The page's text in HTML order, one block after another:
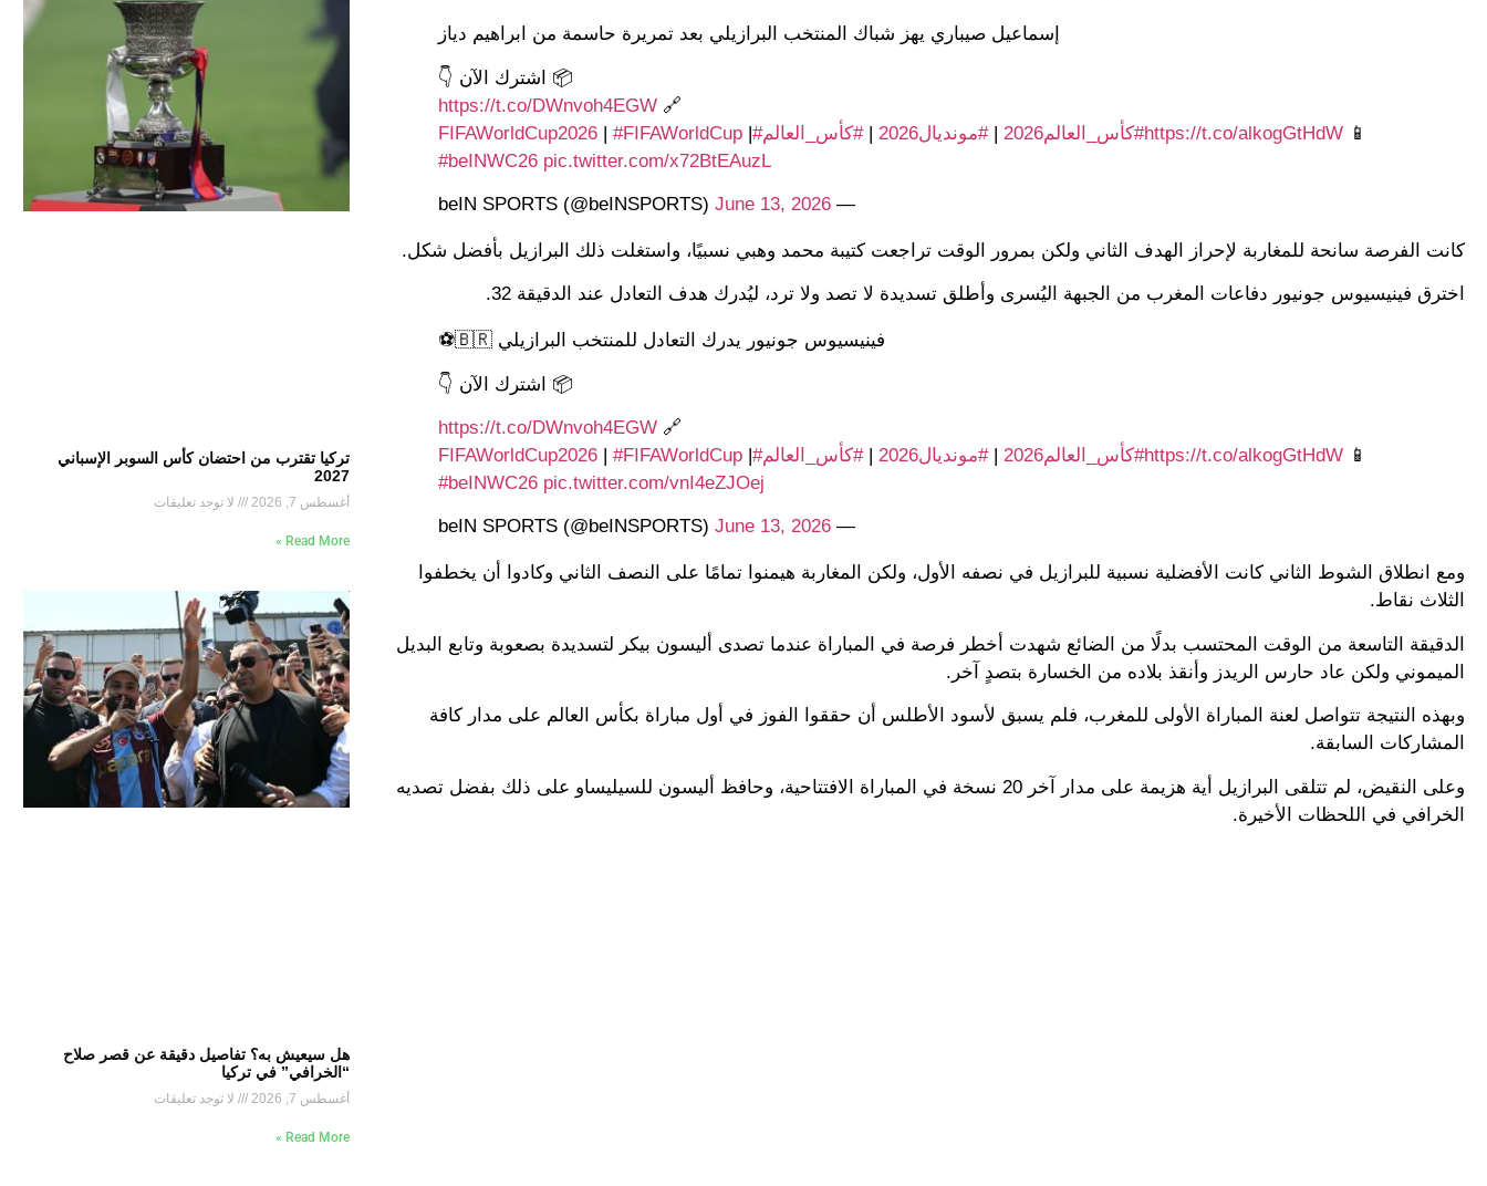
إسماعيل صيباري يهز شباك المنتخب البرازيلي بعد تمريرة حاسمة من ابراهيم دياز
📦 اشترك الآن 👇
🔗
https://t.co/DWnvoh4EGW
📱
https://t.co/alkogGtHdW#كأس_العالم2026 |#مونديال2026 |#كأس_العالم#FIFAWorldCup2026
| #FIFAWorldCup |
#beINWC26 pic.twitter.com/x72BtEAuzL
— beIN SPORTS (@beINSPORTS)
June 13, 2026
كانت الفرصة سانحة للمغاربة لإحراز الهدف الثاني ولكن بمرور الوقت تراجعت كتيبة محمد وهبي نسبيًا، واستغلت ذلك البرازيل بأفضل شكل.
اخترق فينيسيوس جونيور دفاعات المغرب من الجبهة اليُسرى وأطلق تسديدة لا تصد ولا ترد، ليُدرك هدف التعادل عند الدقيقة 32.
فينيسيوس جونيور يدرك التعادل للمنتخب البرازيلي 🇧🇷⚽️
📦 اشترك الآن 👇
🔗
https://t.co/DWnvoh4EGW
📱
https://t.co/alkogGtHdW#كأس_العالم2026 |#مونديال2026 |#كأس_العالم#FIFAWorldCup2026
| #FIFAWorldCup |
#beINWC26 pic.twitter.com/vnI4eZJOej
— beIN SPORTS (@beINSPORTS)
June 13, 2026
ومع انطلاق الشوط الثاني كانت الأفضلية نسبية للبرازيل في نصفه الأول، ولكن المغاربة هيمنوا تمامًا على النصف الثاني وكادوا أن يخطفوا
الثلاث نقاط.
الدقيقة التاسعة من الوقت المحتسب بدلًا من الضائع شهدت أخطر فرصة في المباراة عندما تصدى أليسون بيكر لتسديدة بصعوبة وتابع البديل
الميموني ولكن عاد حارس الريدز وأنقذ بلاده من الخسارة بتصدٍ آخر.
وبهذه النتيجة تتواصل لعنة المباراة الأولى للمغرب، فلم يسبق لأسود الأطلس أن حققوا الفوز في أول مباراة بكأس العالم على مدار كافة
المشاركات السابقة.
وعلى النقيض، لم تتلقى البرازيل أية هزيمة على مدار آخر 20 نسخة في المباراة الافتتاحية، وحافظ أليسون للسيليساو على ذلك بفضل تصديه
الخرافي في اللحظات الأخيرة.
تركيا تقترب من احتضان كأس السوبر الإسباني
2027
أغسطس 7, 2026 لا توجد تعليقات
Read More »
هل سيعيش به؟ تفاصيل دقيقة عن قصر صلاح
“الخرافي” في تركيا
أغسطس 7, 2026 لا توجد تعليقات
Read More »